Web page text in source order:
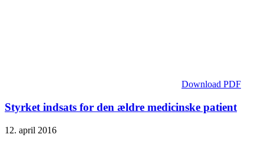
Download PDF
Styrket indsats for den ældre medicinske patient
12. april 2016